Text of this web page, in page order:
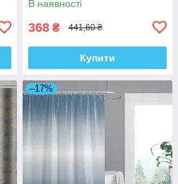
В наявності
368 ₴ 441,60 ₴
Купити
–17%